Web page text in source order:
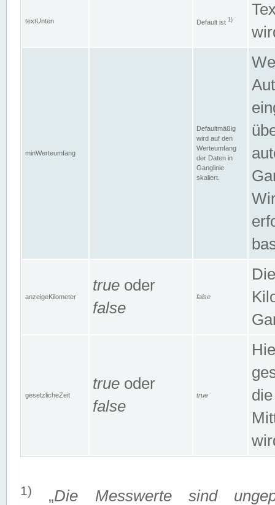
textUnten Default ist 1)
minWerteumfang
Defaultmäßig
wird auf den
Werteumfang
der Daten in
Ganglinie
skaliert.
anzeigeKilometer
true oder
false
false
gesetzlicheZeit
true oder
false
true
1) „Die Messwerte sind